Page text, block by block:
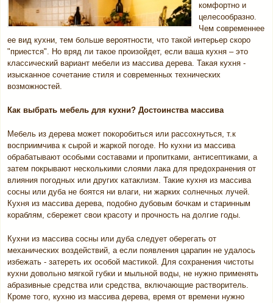
комфортно и
целесообразно.
Чем современнее
ее вид кухни, тем больше вероятности, что такой интерьер скоро
"приестся". Но вряд ли такое произойдет, если ваша кухня – это
классический вариант мебели из массива дерева. Такая кухня -
изысканное сочетание стиля и современных технических
возможностей.
Как выбрать мебель для кухни? Достоинства массива
Мебель из дерева может покоробиться или рассохнуться, т.к
восприимчива к сырой и жаркой погоде. Но кухни из массива
обрабатывают особыми составами и пропитками, антисептиками, а
затем покрывают несколькими слоями лака для предохранения от
влияния погодных или других катаклизм. Такие кухня из массива
сосны или дуба не боятся ни влаги, ни жарких солнечных лучей.
Кухня из массива дерева, подобно дубовым бочкам и старинным
кораблям, сбережет свои красоту и прочность на долгие годы.
Кухни из массива сосны или дуба следует оберегать от
механических воздействий, а если появления царапин не удалось
избежать - затереть их особой мастикой. Для сохранения чистоты
кухни довольно мягкой губки и мыльной воды, не нужно применять
абразивные средства или средства, включающие растворитель.
Кроме того, кухню из массива дерева, время от времени нужно